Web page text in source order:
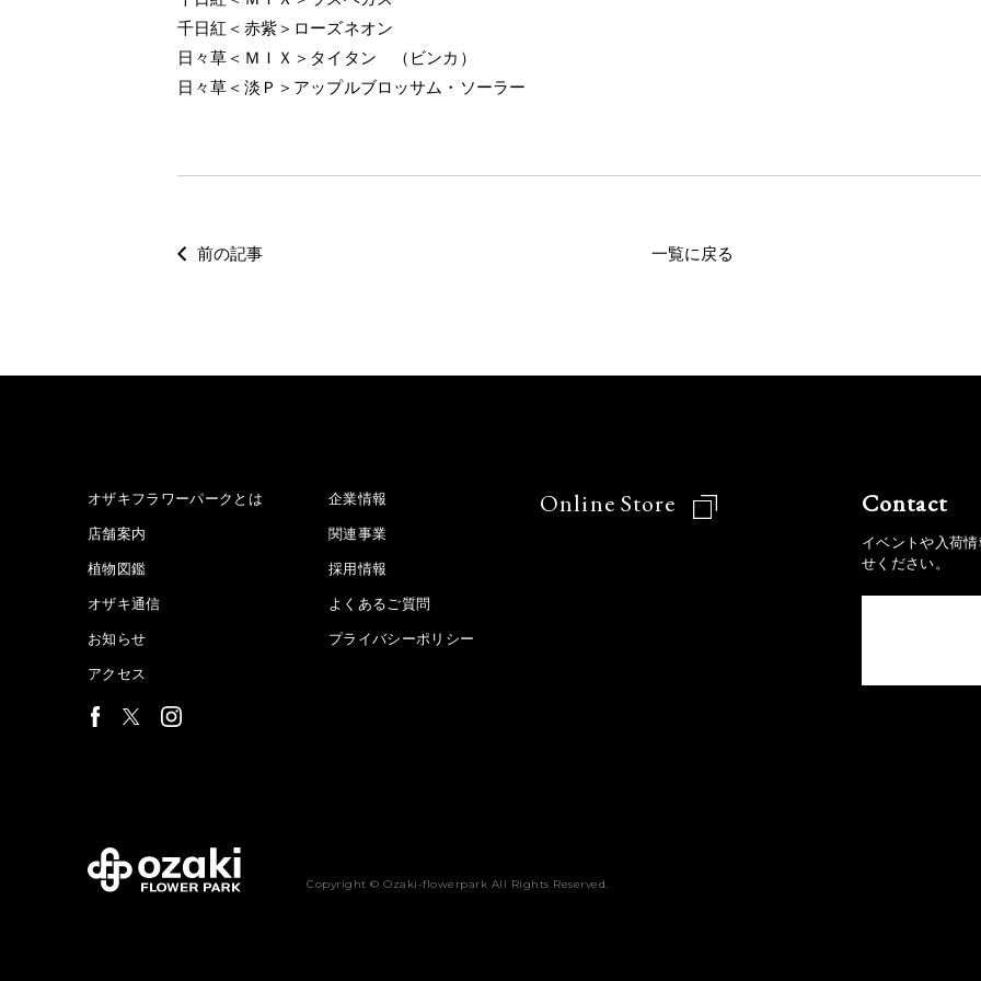
千日紅＜赤紫＞ローズネオン
日々草＜ＭＩＸ＞タイタン （ビンカ）
日々草＜淡Ｐ＞アップルブロッサム・ソーラー
前の記事 一覧に戻る
オザキフラワーパークとは
店舗案内
植物図鑑
オザキ通信
お知らせ
アクセス
企業情報
関連事業
採用情報
よくあるご質問
プライバシーポリシー
Online Store Contact
イベントや入荷
せください。
Copyright © Ozaki-flowerpark All Rights Reserved.